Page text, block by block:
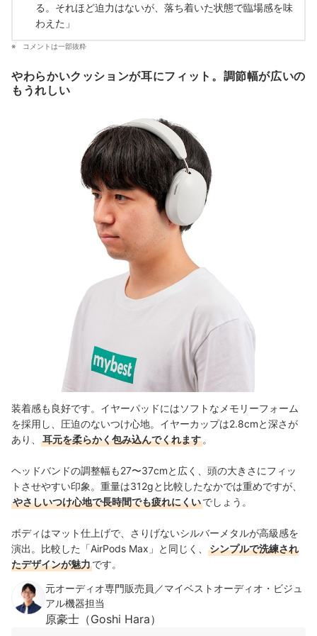
る。それほど迫力はないが、落ち着いた状態で臨場感を味
わえた」
コメントは一部抜粋
やわらかいクッションが耳にフィット。調節幅が広いの
もうれしい
装着感も良好です。イヤーパッドにはソフトなメモリーフォーム
を採用し、圧迫のないつけ心地。イヤーカップは2.8cmと深さが
あり、
耳元を柔らかく包み込んでくれます 。
ヘッドバンドの調整幅も27〜37cmと広く、頭の大きさにフィッ
トさせやすい印象。重量は312gと比較したなかでは重めですが、
やさしいつけ心地で長時間でも疲れにくいでしょう。
ボディはマット仕上げで、さりげないシルバーメタルが高級感を
演出。比較した「AirPods Max」と同じく、
シンプルで洗練され
たデザインが魅力です。
元オーディオ専門販売員／マイベストオーディオ・ビジュ
アル機器担当
原豪士（Goshi Hara）